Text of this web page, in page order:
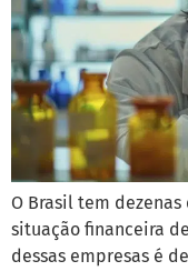
O Brasil tem
situação financeira
dessas empresas é